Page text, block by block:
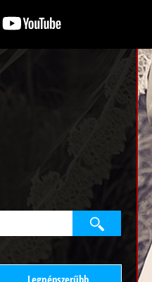
Legnépszerűbb